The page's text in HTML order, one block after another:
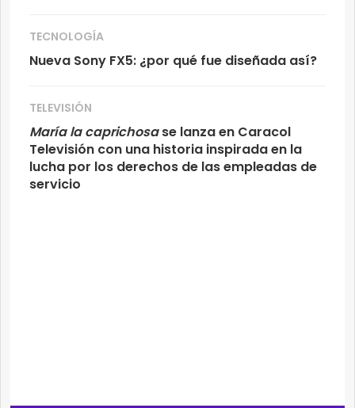
TECNOLOGÍA
Nueva Sony FX5: ¿por qué fue diseñada así?
TELEVISIÓN
María la caprichosase lanza en Caracol
Televisión con una historia inspirada en la
lucha por los derechos de las empleadas de
servicio